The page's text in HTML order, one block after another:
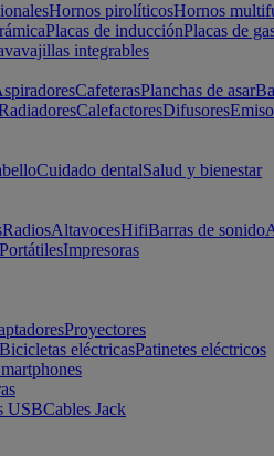
Hornos pirolíticosHornos
Placas de inducciónPlacas de
integrables
CafeterasPlanchas de asar
CalefactoresDifusores
Cuidado dentalSalud y bienestar
RadiosAltavocesHifiBarras de sonido
PortátilesImpresoras
Proyectores
Bicicletas eléctricasPatinetes eléctricos
USBCables Jack